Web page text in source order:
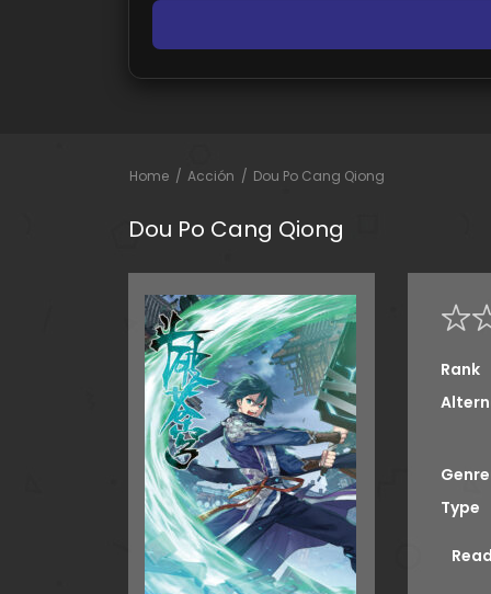
Home Acción Dou Po Cang Qiong
Dou Po Cang Qiong
Rank
Type